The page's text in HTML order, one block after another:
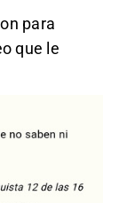
para
que le